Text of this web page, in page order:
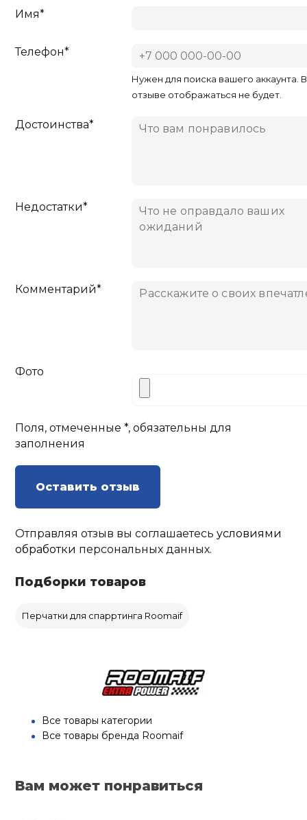
Имя*
Телефон*
Нужен для поиска вашего аккаунта. В
отзыве отображаться не будет.
Достоинства*
Недостатки*
Комментарий*
Фото
Поля, отмеченные *, обязательны для
заполнения
Оставить отзыв
Отправляя отзыв вы соглашаетесьусловиями
обработки персональных данных.
Подборки товаров
Перчатки для спарртинга Roomaif
Все товары категории
Все товары бренда Roomaif
Вам может понравиться